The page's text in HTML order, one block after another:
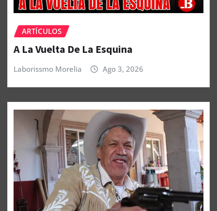
ARTÍCULOS
A La Vuelta De La Esquina
Laborissmo Morelia Ago 3, 2026